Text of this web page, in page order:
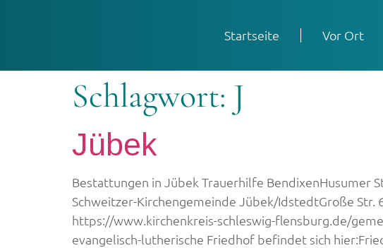
Startseite Vor Ort
Schlagwort: J
Jübek
Bestattungen in Jübek Trauerhilfe BendixenHusumer
Schweitzer-Kirchengemeinde Jübek/IdstedtGroße
https://www.kirchenkreis-schleswig-flensburg.de/
evangelisch-lutherische Friedhof befindet sich